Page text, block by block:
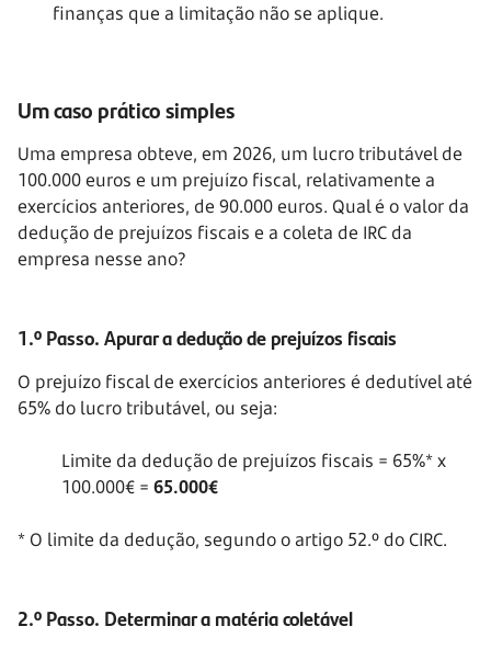
finanças que a limitação não se aplique.
Um caso prático simples
Uma empresa obteve, em 2026, um lucro tributável de
100.000 euros e um prejuízo fiscal, relativamente a
exercícios anteriores, de 90.000 euros. Qual é o valor da
dedução de prejuízos fiscais e a coleta de IRC da
empresa nesse ano?
1.º Passo. Apurar a dedução de prejuízos fiscais
O prejuízo fiscal de exercícios anteriores é dedutível até
65% do lucro tributável, ou seja:
Limite da dedução de prejuízos fiscais = 65%* x
100.000€ = 65.000€
* O limite da dedução, segundo o artigo 52.º do CIRC.
2.º Passo. Determinar a matéria coletável